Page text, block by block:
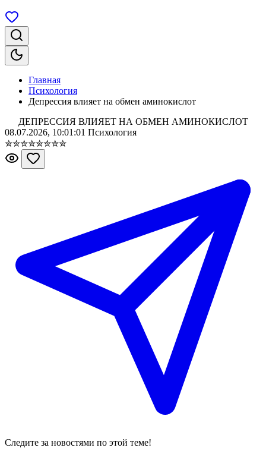
Главная
Психология
Депрессия влияет на обмен аминокислот
ДЕПРЕССИЯ ВЛИЯЕТ НА ОБМЕН АМИНОКИСЛОТ
08.07.2026, 10:01:01 Психология
✮✮✮✮✮✮✮✮
Следите за новостями по этой теме!